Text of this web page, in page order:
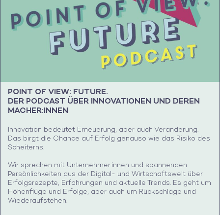
POINT OF VIEW: FUTURE.
DER PODCAST ÜBER INNOVATIONEN UND DEREN
MACHER:INNEN
Innovation bedeutet Erneuerung, aber auch Veränderung.
Das birgt die Chance auf Erfolg genauso wie das Risiko des
Scheiterns.
Wir sprechen mit Unternehmer:innen und spannenden
Persönlichkeiten aus der Digital- und Wirtschaftswelt über
Erfolgsrezepte, Erfahrungen und aktuelle Trends. Es geht um
Höhenflüge und Erfolge, aber auch um Rückschläge und
Wiederaufstehen.